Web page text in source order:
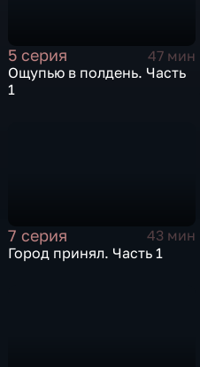
5 серия
47 мин
Ощупью в полдень. Часть
1
7 серия
43 мин
Город принял. Часть 1